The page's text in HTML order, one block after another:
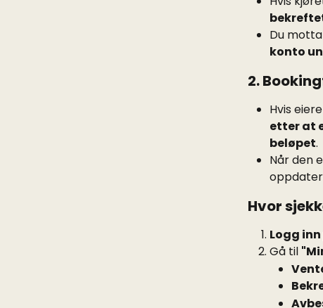
Du
konto
2.
Hvis
etter at
beløpet.
Når den
Hvor
Logg
Gå til